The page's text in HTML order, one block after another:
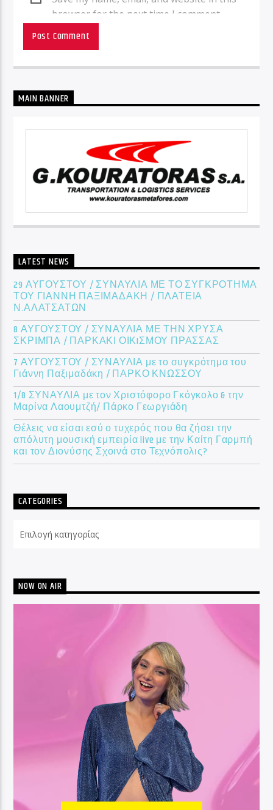
browser for the next time I comment.
MAIN BANNER
LATEST NEWS
29 ΑΥΓΟΥΣΤΟΥ / ΣΥΝΑΥΛΙΑ ΜΕ ΤΟ ΣΥΓΚΡΟΤΗΜΑ
ΤΟΥ ΓΙΑΝΝΗ ΠΑΞΙΜΑΔΑΚΗ / ΠΛΑΤΕΙΑ
Ν.ΑΛΑΤΣΑΤΩΝ
8 ΑΥΓΟΥΣΤΟΥ / ΣΥΝΑΥΛΙΑ ΜΕ ΤΗΝ ΧΡΥΣΑ
ΣΚΡΙΜΠΑ / ΠΑΡΚΑΚΙ ΟΙΚIΣΜΟΥ ΠΡΑΣΣΑΣ
7 ΑΥΓΟΥΣΤΟΥ / ΣΥΝΑΥΛΙΑ με το συγκρότημα του
Γιάννη Παξιμαδάκη / ΠΑΡΚΟ ΚΝΩΣΣΟΥ
1/8 ΣΥΝΑΥΛΙΑ με τον Χριστόφορο Γκόγκολο & την
Μαρίνα Λαουμτζή/ Πάρκο Γεωργιάδη
Θέλεις να είσαι εσύ ο τυχερός που θα ζήσει την
απόλυτη μουσική εμπειρία live με την Καίτη Γαρμπή
και τον Διονύσης Σχοινά στο Τεχνόπολις?
CATEGORIES
NOW ON AIR